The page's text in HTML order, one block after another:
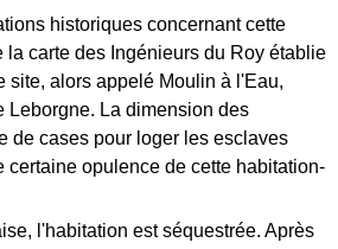
historiques concernant cette
la carte des Ingénieurs du Roy établie
site, alors appelé Moulin à l'Eau,
Leborgne. La dimension des
de cases pour loger les esclaves
certaine opulence de cette habitation-
l'habitation est séquestrée. Après